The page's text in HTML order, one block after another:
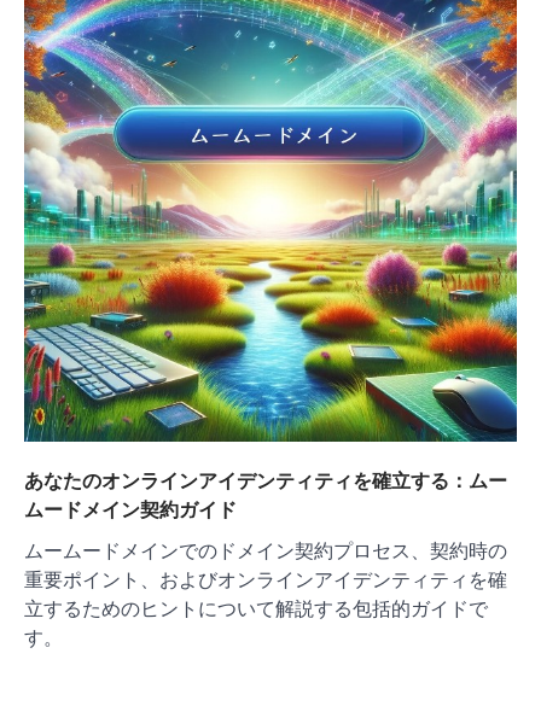
あなたのオンラインアイデンティティを確立する：ムー
ムードメイン契約ガイド
ムームードメインでのドメイン契約プロセス、契約時の
重要ポイント、およびオンラインアイデンティティを確
立するためのヒントについて解説する包括的ガイドで
す。